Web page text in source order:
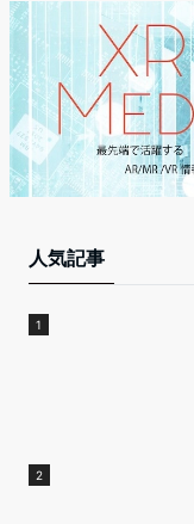
人気記事